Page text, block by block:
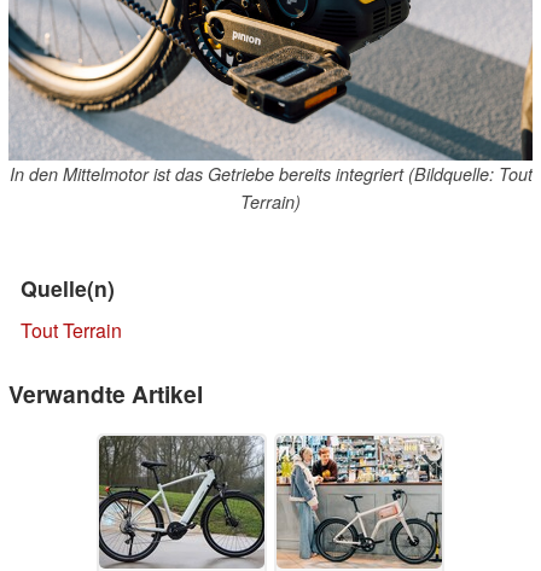
In den Mittelmotor ist das Getriebe bereits integriert (Bildquelle: Tout
Terrain)
Quelle(n)
Tout Terrain
Verwandte Artikel